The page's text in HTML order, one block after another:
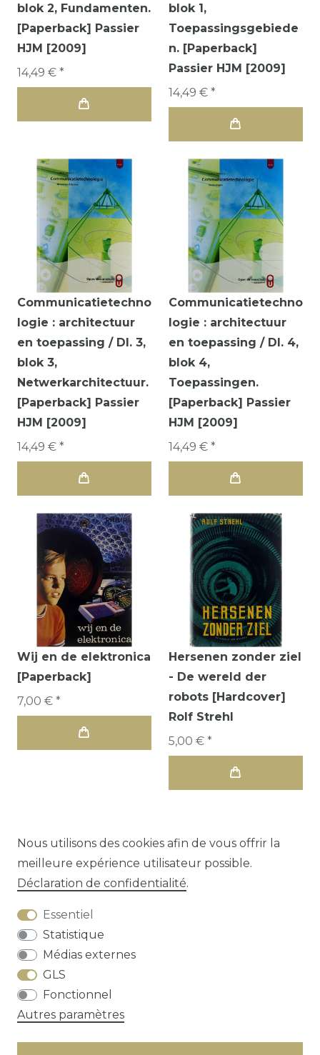
blok 2, Fundamenten.
[Paperback] Passier
HJM [2009]
14,49 € *
blok 1,
Toepassingsgebiede
n. [Paperback]
Passier HJM [2009]
14,49 € *
Communicatietechno
logie : architectuur
en toepassing / Dl. 3,
blok 3,
Netwerkarchitectuur.
[Paperback] Passier
HJM [2009]
14,49 € *
Communicatietechno
logie : architectuur
en toepassing / Dl. 4,
blok 4,
Toepassingen.
[Paperback] Passier
HJM [2009]
14,49 € *
Wij en de elektronica
[Paperback]
7,00 € *
Hersenen zonder ziel
- De wereld der
robots [Hardcover]
Rolf Strehl
5,00 € *
1 2 3
Droit de rétractation
confidentialité
Nous utilisons des cookies afin de vous offrir la
meilleure expérience utilisateur possible.
Déclaration de confidentialité.
Essentiel
Statistique
Médias externes
GLS
Fonctionnel
Autres paramètres